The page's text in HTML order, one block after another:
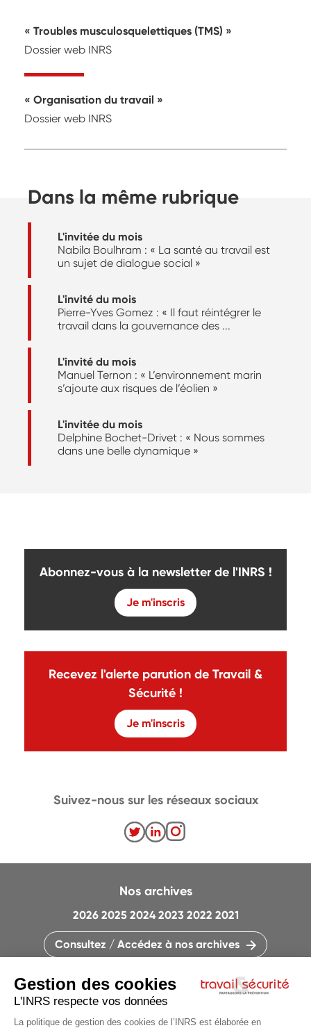
Troubles musculosquelettiques (TMS)
Dossier web INRS
Organisation du travail
Dossier web INRS
Dans la même rubrique
L'invitée du mois
Nabila Boulhram : « La santé au travail est
un sujet de dialogue social »
L'invité du mois
Pierre-Yves Gomez : « Il faut réintégrer le
travail dans la gouvernance des ...
L'invité du mois
Manuel Ternon : « L’environnement marin
s’ajoute aux risques de l’éolien »
L'invitée du mois
Delphine Bochet-Drivet : « Nous sommes
dans une belle dynamique »
Abonnez-vous à la newsletter de l'INRS !
Je m'inscris
Recevez l'alerte parution de Travail &
Sécurité !
Je m'inscris
CONTACTEZ LA RÉDACTION
Nos archives
2026 2025 2024 2023 2022 2021
Consultez / Accédez à nos archives
Suivez-nous sur les réseaux sociaux